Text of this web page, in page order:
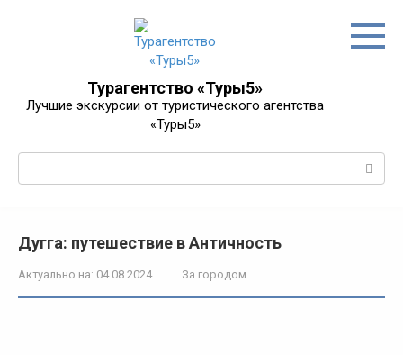
Турагентство «Туры5»
Лучшие экскурсии от туристического агентства
«Туры5»
Дугга: путешествие в Античность
Актуально на: 04.08.2024 За городом